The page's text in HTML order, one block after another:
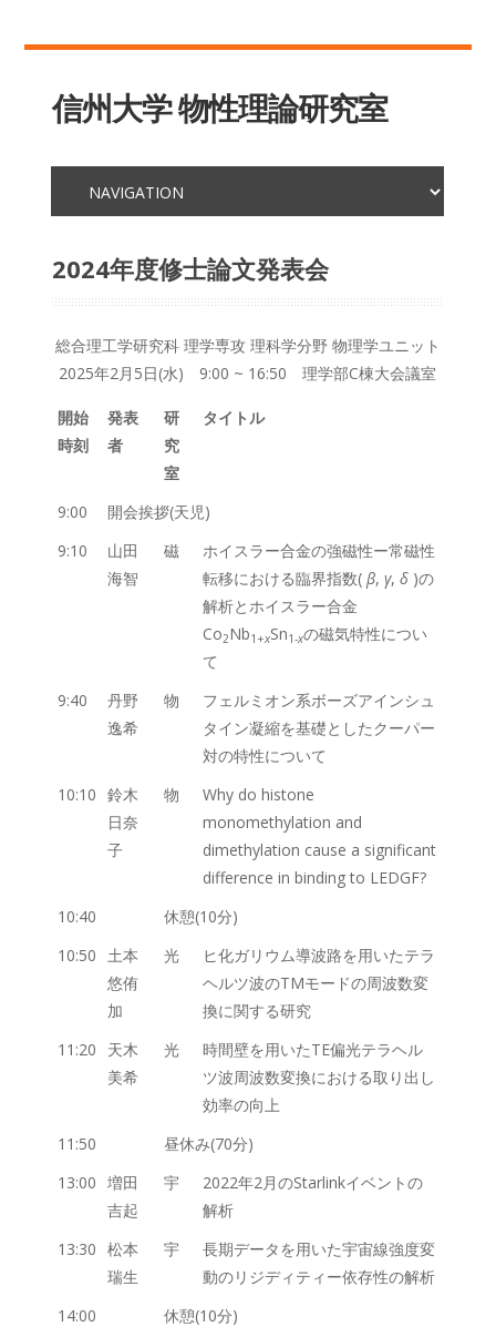
信州大学 物性理論研究室
2024年度修士論文発表会
総合理工学研究科 理学専攻 理科学分野 物理学ユニット
2025年2月5日(水) 9:00 ~ 16:50 理学部C棟大会議室
開始
時刻
発表
者
研
究
室
タイトル
9:00
開会挨拶(天児)
9:10
山田
海智
磁
ホイスラー合金の強磁性ー常磁性
転移における臨界指数(β,γ,δ )の
解析とホイスラー合金
Co2Nb1+xSn1-xの磁気特性につい
て
9:40
丹野
逸希
物
フェルミオン系ボーズアインシュ
タイン凝縮を基礎としたクーパー
対の特性について
10:10
鈴木
日奈
子
物
Why do histone
monomethylation and
dimethylation cause a significant
difference in binding to LEDGF?
10:40
休憩(10分)
10:50
土本
悠侑
加
光
ヒ化ガリウム導波路を用いたテラ
ヘルツ波のTMモードの周波数変
換に関する研究
11:20
天木
美希
光
時間壁を用いたTE偏光テラヘル
ツ波周波数変換における取り出し
効率の向上
11:50
昼休み(70分)
13:00
増田
吉起
宇
2022年2月のStarlinkイベントの
解析
13:30
松本
瑞生
宇
長期データを用いた宇宙線強度変
動のリジディティー依存性の解析
14:00
休憩(10分)